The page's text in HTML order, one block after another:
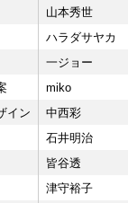
山本秀世
ハラダサヤカ
一ジョー
miko
イン
中西彩
石井明治
皆谷透
津守裕子